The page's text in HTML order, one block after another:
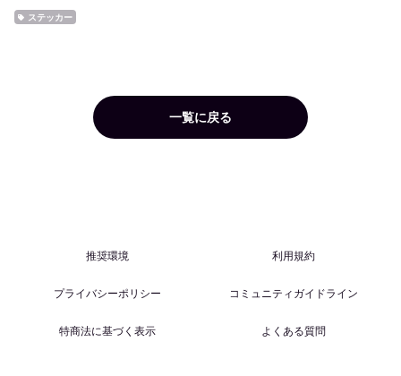
ステッカー
一覧に戻る
推奨環境 利用規約
プライバシーポリシー コミュニティガイドライン
特商法に基づく表示 よくある質問